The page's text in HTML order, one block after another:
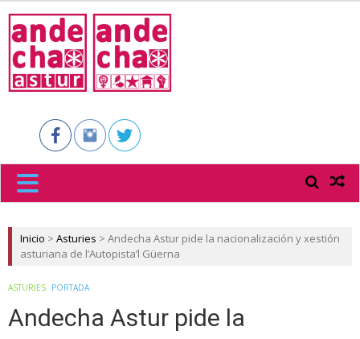
ASTUR
Inicio > Asturies > Andecha Astur pide la nacionalización y xestión
asturiana de l’Autopista’l Güerna
ASTURIES PORTADA
Andecha Astur pide la